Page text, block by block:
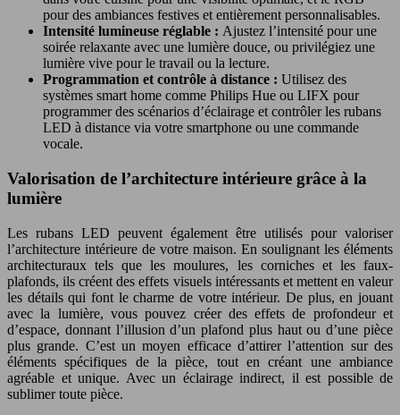
pour des ambiances festives et entièrement personnalisables.
Intensité lumineuse réglable : Ajustez l’intensité pour une
soirée relaxante avec une lumière douce, ou privilégiez une
lumière vive pour le travail ou la lecture.
Programmation et contrôle à distance : Utilisez des
systèmes smart home comme Philips Hue ou LIFX pour
programmer des scénarios d’éclairage et contrôler les rubans
LED à distance via votre smartphone ou une commande
vocale.
Valorisation de l’architecture intérieure grâce à la
lumière
Les rubans LED peuvent également être utilisés pour valoriser
l’architecture intérieure de votre maison. En soulignant les éléments
architecturaux tels que les moulures, les corniches et les faux-
plafonds, ils créent des effets visuels intéressants et mettent en valeur
les détails qui font le charme de votre intérieur. De plus, en jouant
avec la lumière, vous pouvez créer des effets de profondeur et
d’espace, donnant l’illusion d’un plafond plus haut ou d’une pièce
plus grande. C’est un moyen efficace d’attirer l’attention sur des
éléments spécifiques de la pièce, tout en créant une ambiance
agréable et unique. Avec un éclairage indirect, il est possible de
sublimer toute pièce.